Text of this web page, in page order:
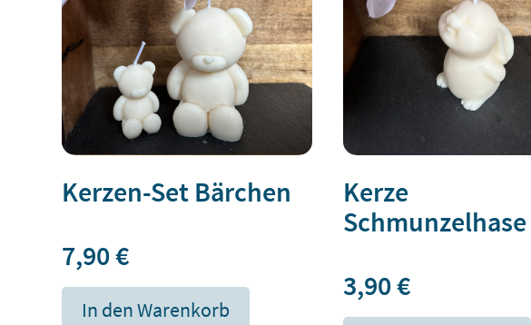
Kerzen-Set Bärchen
7,90€
In den Warenkorb
Kerze
Schmunzelhase
3,90€